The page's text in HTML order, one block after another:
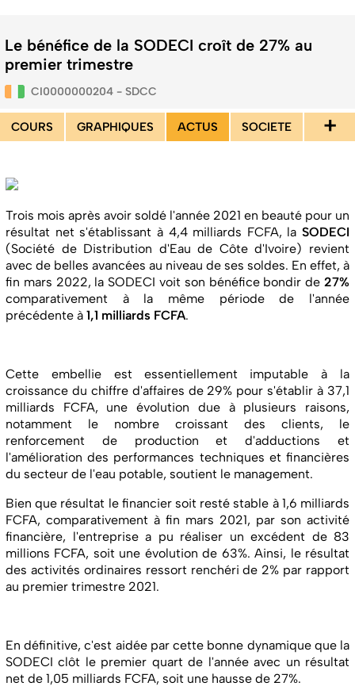
Le bénéfice de la SODECI croît de 27% au
premier trimestre
CI0000000204 - SDCC
COURS GRAPHIQUES ACTUS SOCIETE +
Trois mois après avoir soldé l'année 2021 en beauté pour un
résultat net s'établissant à 4,4 milliards FCFA, la SODECI
(Société de Distribution d'Eau de Côte d'Ivoire) revient
avec de belles avancées au niveau de ses soldes. En effet, à
fin mars 2022, la SODECI voit son bénéfice bondir de 27%
comparativement à la même période de l'année
précédente à 1,1 milliards FCFA.
Cette embellie est essentiellement imputable à la
croissance du chiffre d'affaires de 29% pour s'établir à 37,1
milliards FCFA, une évolution due à plusieurs raisons,
notamment le nombre croissant des clients, le
renforcement de production et d'adductions et
l'amélioration des performances techniques et financières
du secteur de l'eau potable, soutient le management.
Bien que résultat le financier soit resté stable à 1,6 milliards
FCFA, comparativement à fin mars 2021, par son activité
financière, l'entreprise a pu réaliser un excédent de 83
millions FCFA, soit une évolution de 63%. Ainsi, le résultat
des activités ordinaires ressort renchéri de 2% par rapport
au premier trimestre 2021.
En définitive, c'est aidée par cette bonne dynamique que la
SODECI clôt le premier quart de l'année avec un résultat
net de 1,05 milliards FCFA, soit une hausse de 27%.